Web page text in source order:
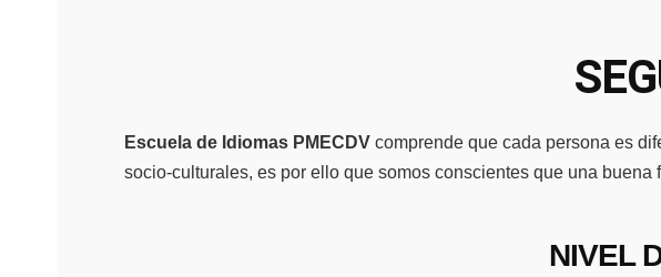
Escuela de Idiomas PMECDV comprende que cada persona es
socio-culturales, es por ello que somos conscientes que una
NIVEL